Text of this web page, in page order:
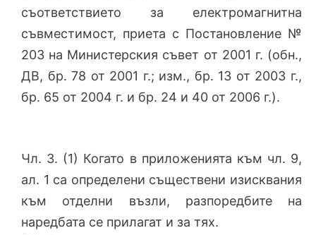
съответствието за електромагнитна
съвместимост, приета с Постановление №
203 на Министерския съвет от 2001 г. (обн.,
ДВ, бр. 78 от 2001 г.; изм., бр. 13 от 2003 г.,
бр. 65 от 2004 г. и бр. 24 и 40 от 2006 г.).
Чл. 3. (1) Когато в приложенията към чл. 9,
ал. 1 са определени съществени изисквания
към отделни възли, разпоредбите на
наредбата се прилагат и за тях.